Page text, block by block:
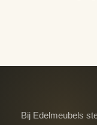
Bij Edelmeubels